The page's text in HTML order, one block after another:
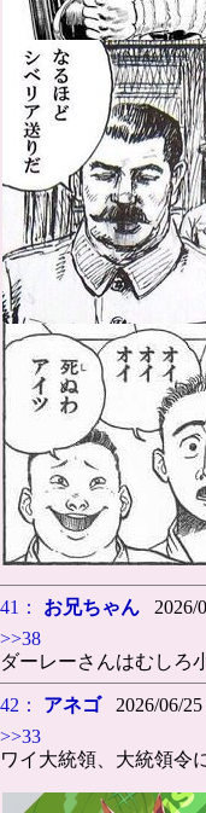
41： お兄ちゃん 2026/
>>38
ダーレーさんはむしろ
42： アネゴ2026/06/25
>>33
ワイ大統領、大統領令